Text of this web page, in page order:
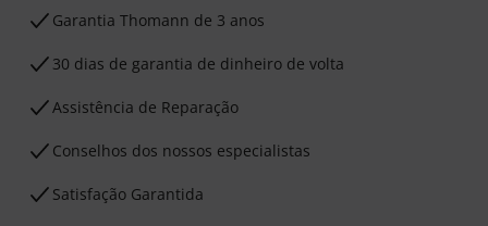
Garantia Thomann de 3 anos
30 dias de garantia de dinheiro de volta
Assistência de Reparação
Conselhos dos nossos especialistas
Satisfação Garantida